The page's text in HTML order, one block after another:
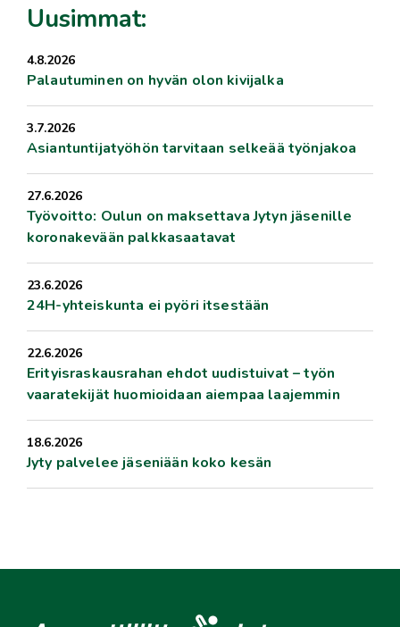
Uusimmat:
4.8.2026
Palautuminen on hyvän olon kivijalka
3.7.2026
Asiantuntijatyöhön tarvitaan selkeää työnjakoa
27.6.2026
Työvoitto: Oulun on maksettava Jytyn jäsenille
koronakevään palkkasaatavat
23.6.2026
24H-yhteiskunta ei pyöri itsestään
22.6.2026
Erityisraskausrahan ehdot uudistuivat – työn
vaaratekijät huomioidaan aiempaa laajemmin
18.6.2026
Jyty palvelee jäseniään koko kesän